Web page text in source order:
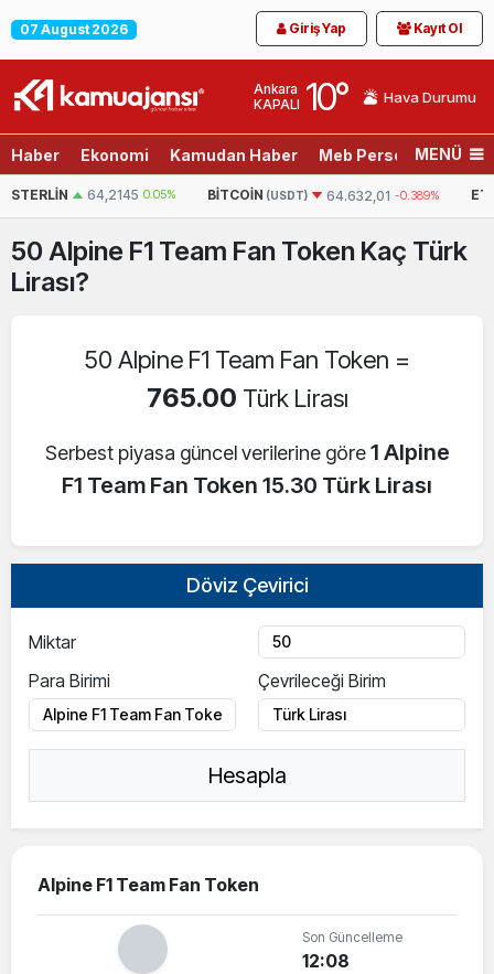
07 August 2026 Giriş Yap Kayıt Ol
Ankara
KAPALI 10° Hava Durumu
Haber Ekonomi Kamudan Haber Meb Personel Son
MENÜ
0.05% BITCOIN(USDT) 64.632,01 -0.389% ETHEREUM (USDT)
50 Alpine F1 Team Fan Token Kaç Türk
Lirası?
50 Alpine F1 Team Fan Token =
765.00 Türk Lirası
Serbest piyasa güncel verilerine göre1 Alpine
F1 Team Fan Token 15.30 Türk Lirası
Döviz Çevirici
Miktar
Para Birimi
Çevrileceği Birim
Hesapla
Alpine F1 Team Fan Token
Son Güncelleme
12:08